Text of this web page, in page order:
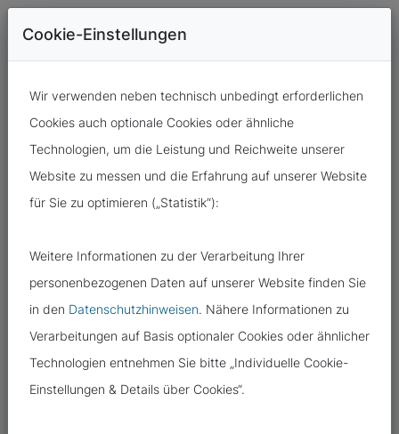
GOOGLE ANALYTICS – EINSATZ
RECHTSWIDRIG
Cookie-Einstellungen
Wir verwenden neben technisch unbedingt erforderlichen
Cookies auch optionale Cookies oder ähnliche
Technologien, um die Leistung und Reichweite unserer
Website zu messen und die Erfahrung auf unserer Website
für Sie zu optimieren („Statistik“):
Weitere Informationen zu der Verarbeitung Ihrer
personenbezogenen Daten auf unserer Website finden Sie
in den Datenschutzhinweisen. Nähere Informationen zu
Verarbeitungen auf Basis optionaler Cookies oder ähnlicher
Technologien entnehmen Sie bitte „Individuelle Cookie-
Einstellungen & Details über Cookies“.